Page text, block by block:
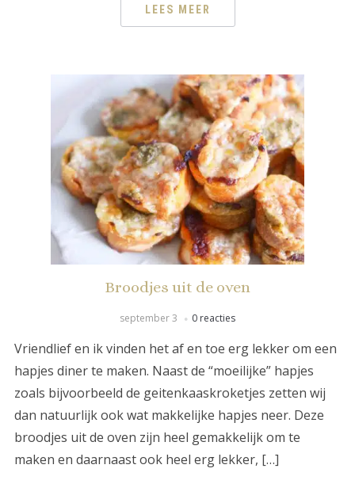
LEES MEER
Broodjes uit de oven
september 3 0 reacties
Vriendlief en ik vinden het af en toe erg lekker om een
hapjes diner te maken. Naast de “moeilijke” hapjes
zoals bijvoorbeeld de geitenkaaskroketjes zetten wij
dan natuurlijk ook wat makkelijke hapjes neer. Deze
broodjes uit de oven zijn heel gemakkelijk om te
maken en daarnaast ook heel erg lekker, […]